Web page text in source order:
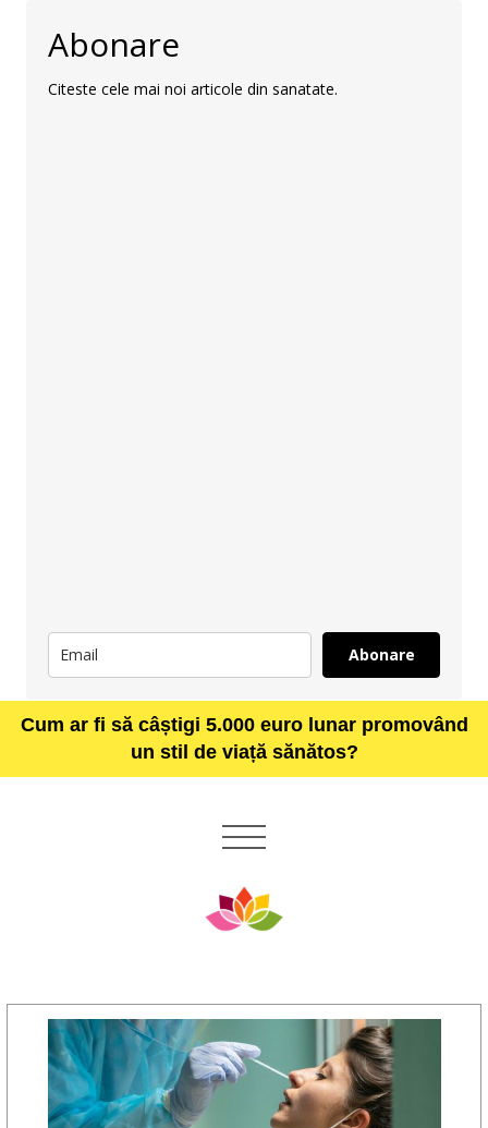
Abonare
Citeste cele mai noi articole din sanatate.
Abonare
Cum ar fi să câștigi 5.000 euro lunar promovând
un stil de viață sănătos?